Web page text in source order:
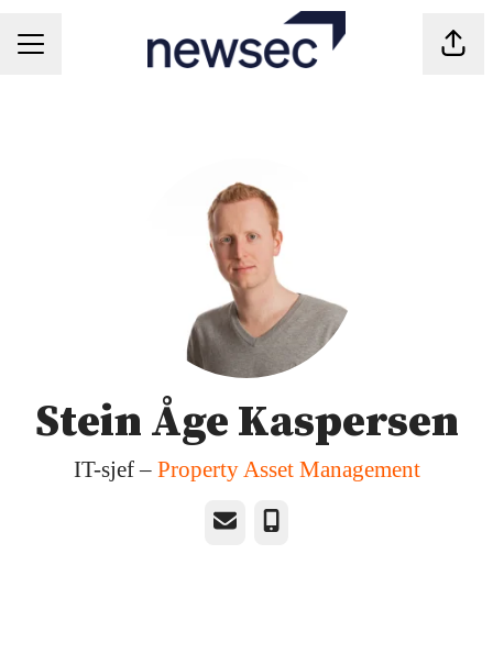
KARRIEREMENY Del
Stein Åge Kaspersen
IT-sjef – Property Asset Management
E-post